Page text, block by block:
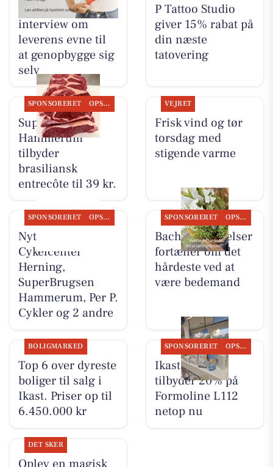
Ikast Apotek deler
interview om
leverens evne til
at genopbygge sig
selv
P Tattoo Studio
giver 15% rabat på
din næste
tatovering
SPONSORERET OPSLAGSTAVLEN
SuperBrugsen
Hammerum
tilbyder
brasiliansk
entrecôte til 39 kr.
VEJRET
Frisk vind og tør
torsdag med
stigende varme
SPONSORERET OPSLAGSTAVLEN
Nyt fra
Cykelcenter
Herning,
SuperBrugsen
Hammerum, Per P.
Cykler og 2 andre
SPONSORERET OPSLAGSTAVLEN
Bachs Begravelser
fortæller om det
hårdeste ved at
være bedemand
BOLIGMARKED
Top 6 over dyreste
boliger til salg i
Ikast. Priser op til
6.450.000 kr
SPONSORERET OPSLAGSTAVLEN
Ikast Apotek
tilbyder 20% på
Formoline L112
netop nu
DET SKER